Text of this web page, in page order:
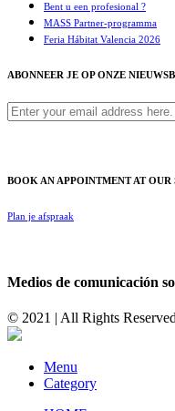
Bent u een profesional ?
MASS Partner-programma
Feria Hábitat Valencia 2026
ABONNEER JE OP ONZE
BOOK AN APPOINTMENT AT
Plan je afspraak
Medios de comunicación
© 2021 | All Rights
Menu
Category